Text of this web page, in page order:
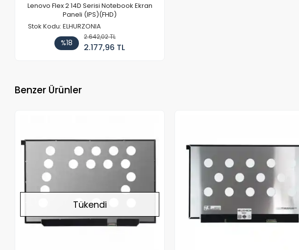
Lenovo Flex 2 14D Serisi Notebook Ekran
Paneli (IPS)(FHD)
Stok Kodu: ELHURZONIA
%18
2.642,02 TL
2.177,96 TL
Benzer Ürünler
Tükendi